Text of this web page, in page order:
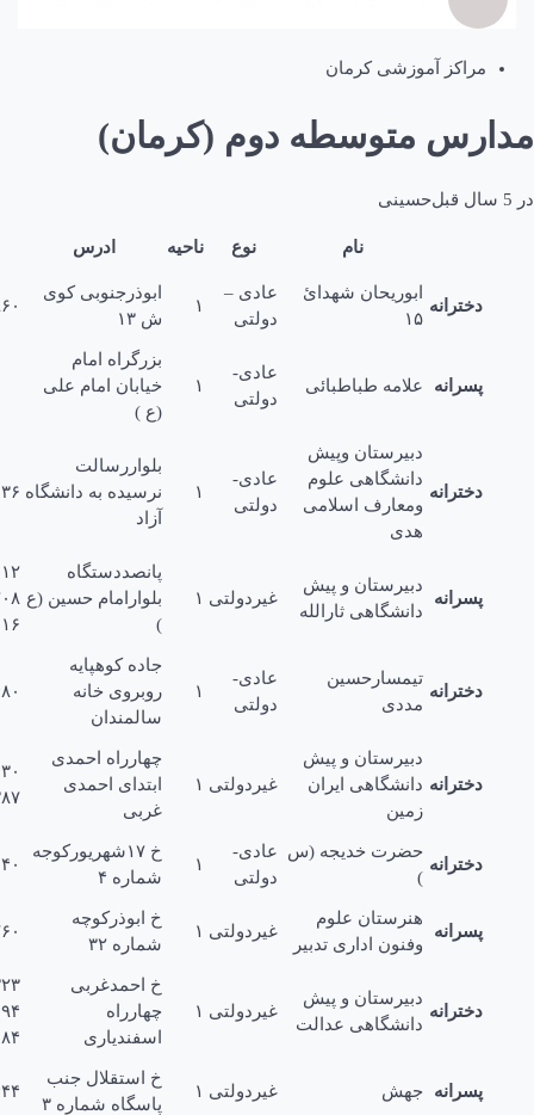
آموزشی کرمان
متوسطه دوم (کرمان)
حسینی
ناحیه ادرس
ابوریحان شهدائ
۱۵
عادی –
۱
ابوذرجنوبی کوى
ش ۱۳
۲۵۳۱۹۶۰
علامه طباطبائی
دولتی
۱
بزرگراه امام
خیابان امام علی
دبیرستان وپیش
دانشگاهی علوم
ومعارف اسلامی
عادی-
دولتی
۱
بلواررسالت
نرسیده به دانشگاه ۳۲۲۰۰۳۶
دبیرستان و پیش
دانشگاهی ثارالله
غیردولتی ۱
پانصددستگاه
بلوارامام حسین (ع
۲۵۲۱۱۱۲
۲۲۰۲۰۸
۲۵۱۳۶۱۶
تیمسارحسین
مددى
عادی-
۱
جاده کوهپایه
روبروى خانه
سالمندان
۳۵۱۱۴۸۰
دبیرستان و پیش
دانشگاهی ایران
غیردولتی ۱
چهارراه احمدى
ابتداى احمدى
۲۲۶۷۱۳۰
۳۳۲۳۸۷
حضرت خدیجه (س
)
عادی-
۱
خ ۱۷شهریورکوجه
شماره ۴
۳۳۴۲۰۴۰
هنرستان علوم
وفنون ادارى تدبیر
غیردولتی ۱
خ ابوذرکوچه
شماره ۳۲
۲۵۱۲۷۶۰
دبیرستان و پیش
دانشگاهی عدالت
غیردولتی ۱
خ احمدغربی
چهارراه
اسفندیارى
۲۲۳۳۲۳
۲۵۱۹۰۹۴
۲۲۲۵۰۸۴
جهش غیردولتی ۱
خ استقلال جنب
پاسگاه شماره ۳
۲۵۱۸۴۴۴